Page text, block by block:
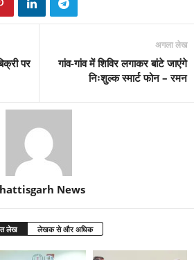
पर
अगला लेख
गांव-गांव में शिविर लगाकर बांटे जाएंगे
निःशुल्क स्मार्ट फोन – रमन
News
लेख लेखक से और अधिक